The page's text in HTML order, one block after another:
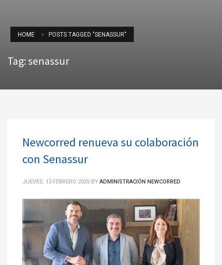
HOME POSTS TAGGED "SENASSUR"
Tag: senassur
Newcorred renueva su colaboración
con Senassur
JUEVES, 13 FEBRERO 2025 BY ADMINISTRACIÓN NEWCORRED